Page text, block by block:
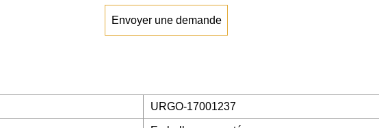
Envoyer une demande
URGO-17001237